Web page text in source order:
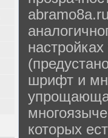
шрифт и
которых